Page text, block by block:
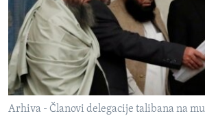
SPORT
INTERVJU
Arhiva - Članovi delegacije talibana na